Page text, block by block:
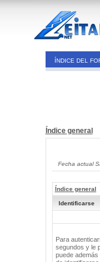
ÍNDICE DEL
Índice general
Fecha actual
Índice general
Identificarse
Para
segundos y le
puede